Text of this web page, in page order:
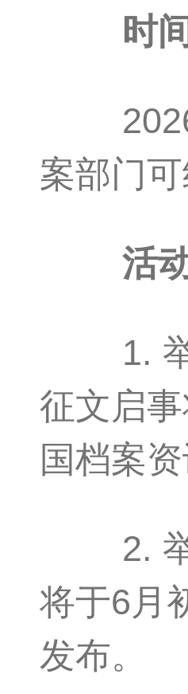
时
2026
案部门
活
1. 举
征文启
国档案
2. 举
将于6月
发布。